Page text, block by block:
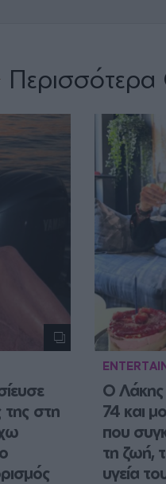
της στη
Ο Λάκης
74 και
που
τη ζωή,
υγεία